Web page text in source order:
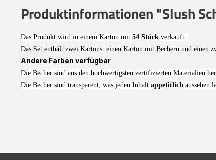
Produktinformationen "Slush
Das Produkt wird in einem Karton mit 54 Stück verkauft.
Das Set enthält zwei Kartons: einen Karton mit Bechern und einen
Andere Farben verfügbar
Die Becher sind aus den hochwertigsten zertifizierten Materialien
Die Becher sind transparent, was jeden Inhalt appetitlich aussehen